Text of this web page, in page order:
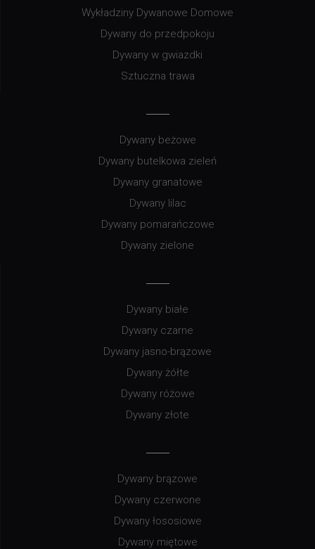
Wykładziny Dywanowe Domowe
Dywany do przedpokoju
Dywany w gwiazdki
Sztuczna trawa
Dywany beżowe
Dywany butelkowa zieleń
Dywany granatowe
Dywany lilac
Dywany pomarańczowe
Dywany zielone
Dywany białe
Dywany czarne
Dywany jasno-brązowe
Dywany żółte
Dywany różowe
Dywany złote
Dywany brązowe
Dywany czerwone
Dywany łososiowe
Dywany miętowe